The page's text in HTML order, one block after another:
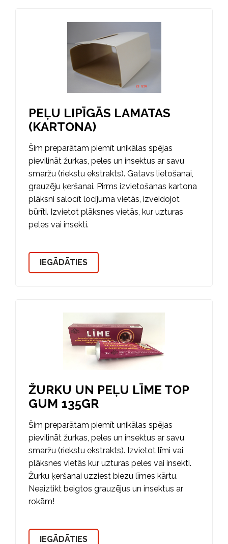
PEĻU LIPĪGĀS LAMATAS
(KARTONA)
Šim preparātam piemīt unikālas spējas
pievilināt žurkas, peles un insektus ar savu
smaržu (riekstu ekstrakts). Gatavs lietošanai,
grauzēju ķeršanai. Pirms izvietošanas kartona
plāksni salocīt locījuma vietās, izveidojot
būrīti. Izvietot plāksnes vietās, kur uzturas
peles vai insekti.
IEGĀDĀTIES
ŽURKU UN PEĻU LĪME TOP
GUM 135GR
Šim preparātam piemīt unikālas spējas
pievilināt žurkas, peles un insektus ar savu
smaržu (riekstu ekstrakts). Izvietot līmi vai
plāksnes vietās kur uzturas peles vai insekti.
Žurku ķeršanai uzziest biezu līmes kārtu.
Neaiztikt beigtos grauzējus un insektus ar
rokām!
IEGĀDĀTIES